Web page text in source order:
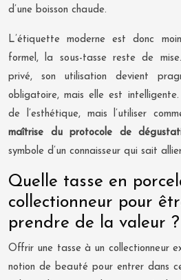
d’une boisson chaude.
L’étiquette moderne est donc
formel, la sous-tasse reste de
privé, son utilisation devient
obligatoire, mais elle est
de l’esthétique, mais l’utiliser
maîtrise du protocole de
symbole d’un connaisseur qui sait
Quelle tasse en
collectionneur pour
prendre de la valeur ?
Offrir une tasse à un collectionneur
notion de beauté pour entrer dans